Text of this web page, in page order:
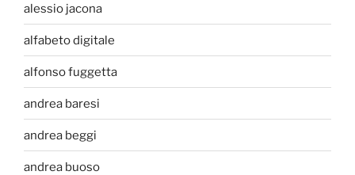
alessio jacona
alfabeto digitale
alfonso fuggetta
andrea baresi
andrea beggi
andrea buoso